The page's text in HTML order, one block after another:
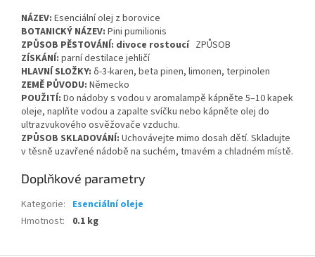
NÁZEV: Esenciální olej z borovice
BOTANICKÝ NÁZEV: Pini pumilionis
ZPŮSOB PĚSTOVÁNÍ: divoce rostoucí ZPŮSOB
ZÍSKÁNÍ: parní destilace jehličí
HLAVNÍ SLOŽKY: δ-3-karen, beta pinen, limonen, terpinolen
ZEMĚ PŮVODU: Německo
POUŽITÍ: Do nádoby s vodou v aromalampě kápněte 5–10 kapek
oleje, naplňte vodou a zapalte svíčku nebo kápněte olej do
ultrazvukového osvěžovače vzduchu.
ZPŮSOB SKLADOVÁNÍ: Uchovávejte mimo dosah dětí. Skladujte
v těsně uzavřené nádobě na suchém, tmavém a chladném místě.
Doplňkové parametry
Kategorie: Esenciální oleje
Hmotnost: 0.1 kg